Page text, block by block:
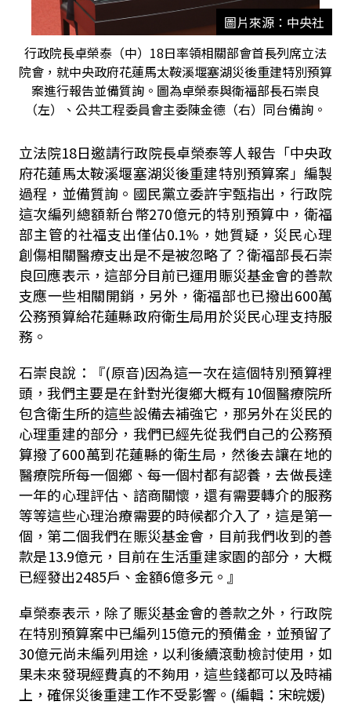
圖片來源：中央社
行政院長卓榮泰（中）18日率領相關部會首長列席立法
院會，就中央政府花蓮馬太鞍溪堰塞湖災後重建特別預算
案進行報告並備質詢。圖為卓榮泰與衛福部長石崇良
（左）、公共工程委員會主委陳金德（右）同台備詢。
立法院18日邀請行政院長卓榮泰等人報告「中央政
府花蓮馬太鞍溪堰塞湖災後重建特別預算案」編製
過程，並備質詢。國民黨立委許宇甄指出，行政院
這次編列總額新台幣270億元的特別預算中，衛福
部主管的社福支出僅佔0.1%，她質疑，災民心理
創傷相關醫療支出是不是被忽略了？衛福部長石崇
良回應表示，這部分目前已運用賑災基金會的善款
支應一些相關開銷，另外，衛福部也已撥出600萬
公務預算給花蓮縣政府衛生局用於災民心理支持服
務。
石崇良說：『(原音)因為這一次在這個特別預算裡
頭，我們主要是在針對光復鄉大概有10個醫療院所
包含衛生所的這些設備去補強它，那另外在災民的
心理重建的部分，我們已經先從我們自己的公務預
算撥了600萬到花蓮縣的衛生局，然後去讓在地的
醫療院所每一個鄉、每一個村都有認養，去做長達
一年的心理評估、諮商關懷，還有需要轉介的服務
等等這些心理治療需要的時候都介入了，這是第一
個，第二個我們在賑災基金會，目前我們收到的善
款是13.9億元，目前在生活重建家園的部分，大概
已經發出2485戶、金額6億多元。』
卓榮泰表示，除了賑災基金會的善款之外，行政院
在特別預算案中已編列15億元的預備金，並預留了
30億元尚未編列用途，以利後續滾動檢討使用，如
果未來發現經費真的不夠用，這些錢都可以及時補
上，確保災後重建工作不受影響。(編輯：宋皖媛)